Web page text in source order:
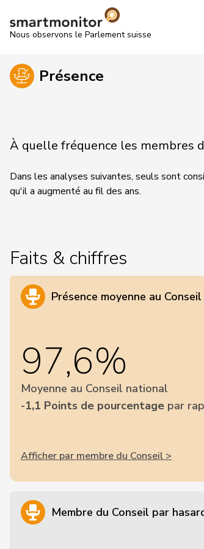
Nous observons le Parlement suisse
Présence
À quelle fréquence les membres
Dans les analyses suivantes, seuls sont
qu'il a augmenté au fil des ans.
Faits & chiffres
Présence moyenne au
97,6%
Moyenne au Conseil national
-1,1 Points de pourcentage par
Afficher par membre du Conseil >
Membre du Conseil par